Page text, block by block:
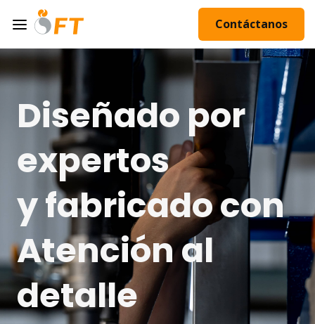
Contáctanos
Diseñado por
expertos
y fabricado con
Atención al
detalle